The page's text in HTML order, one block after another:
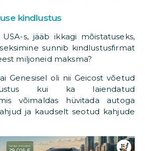
kindlustus
s, jääb ikkagi mõistatuseks,
sunnib kindlustusfirmat
miljoneid maksma?
Genesisel oli nii Geicost võetud
kui ka laiendatud
võimaldas hüvitada autoga
ja kaudselt seotud kahjude